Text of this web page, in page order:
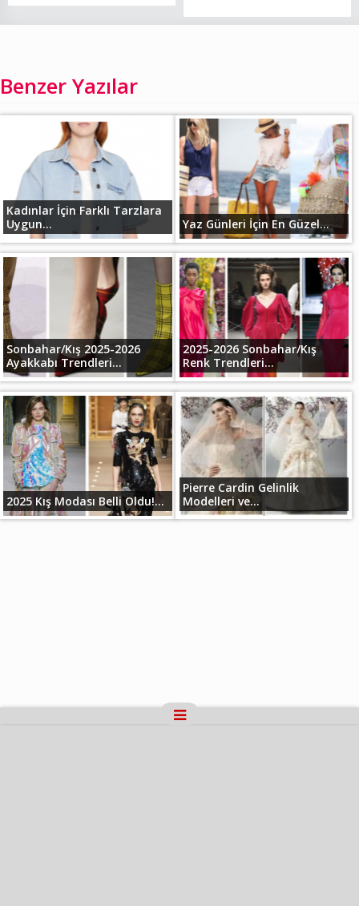
Benzer Yazılar
Kadınlar İçin Farklı Tarzlara
Uygun...
Yaz Günleri İçin En Güzel...
Sonbahar/Kış 2025-2026
Ayakkabı Trendleri...
2025-2026 Sonbahar/Kış
Renk Trendleri...
2025 Kış Modası Belli Oldu!...
Pierre Cardin Gelinlik
Modelleri ve...